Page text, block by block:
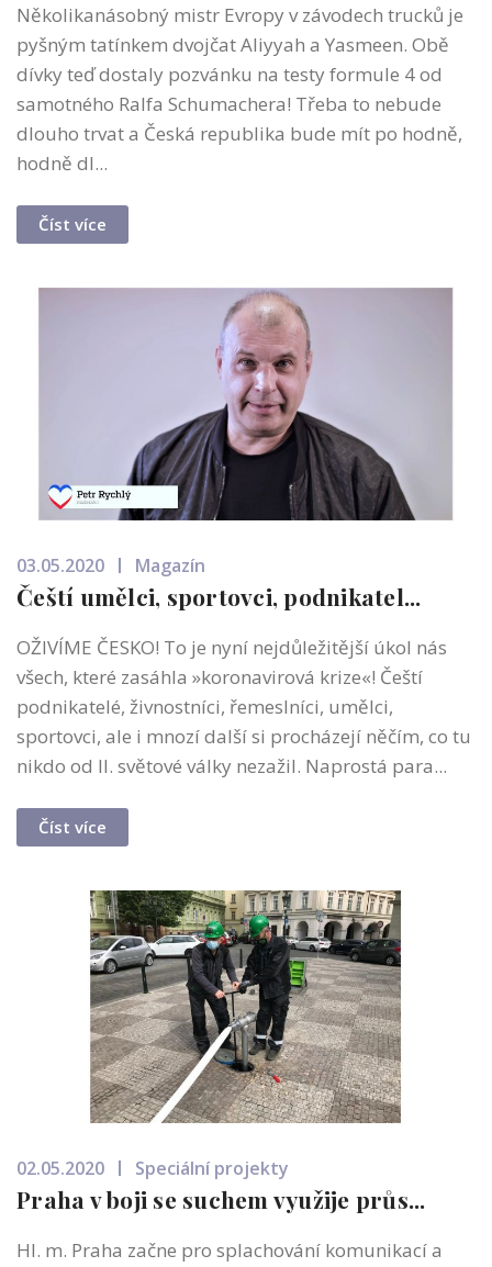
Několikanásobný mistr Evropy v závodech trucků je
pyšným tatínkem dvojčat Aliyyah a Yasmeen. Obě
dívky teď dostaly pozvánku na testy formule 4 od
samotného Ralfa Schumachera! Třeba to nebude
dlouho trvat a Česká republika bude mít po hodně,
hodně dl...
Číst více
03.05.2020 Magazín
Čeští umělci, sportovci, podnikatel...
OŽIVÍME ČESKO! To je nyní nejdůležitější úkol nás
všech, které zasáhla »koronavirová krize«! Čeští
podnikatelé, živnostníci, řemeslníci, umělci,
sportovci, ale i mnozí další si procházejí něčím, co tu
nikdo od II. světové války nezažil. Naprostá para...
Číst více
02.05.2020 Speciální projekty
Praha v boji se suchem využije průs...
Hl. m. Praha začne pro splachování komunikací a